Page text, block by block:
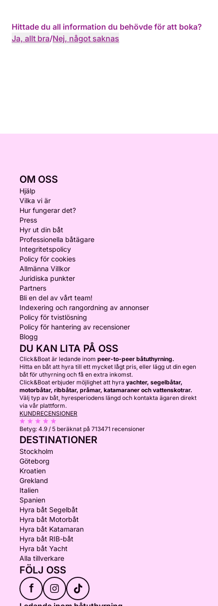
Hittade du all information du behövde för att boka?
Ja, allt bra/Nej, något saknas
OM OSS
Hjälp
Vilka vi är
Hur fungerar det?
Press
Hyr ut din båt
Professionella båtägare
Integritetspolicy
Policy för cookies
Allmänna Villkor
Juridiska punkter
Partners
Bli en del av vårt team!
Indexering och rangordning av annonser
Policy för tvistlösning
Policy för hantering av recensioner
Blogg
DU KAN LITA PÅ OSS
Click&Boat är ledande inom peer-to-peer båtuthyrning.
Hitta en båt att hyra till ett mycket lågt pris, eller lägg ut din egen
båt för uthyrning och få en extra inkomst.
Click&Boat erbjuder möjlighet att hyra yachter, segelbåtar,
motorbåtar, ribbåtar, pråmar, katamaraner och vattenskotrar.
Välj typ av båt, hyresperiodens längd och kontakta ägaren direkt
via vår plattform.
KUNDRECENSIONER
Betyg: 4.9 / 5 beräknat på 713471 recensioner
DESTINATIONER
Stockholm
Göteborg
Kroatien
Grekland
Italien
Spanien
Hyra båt Segelbåt
Hyra båt Motorbåt
Hyra båt Katamaran
Hyra båt RIB-båt
Hyra båt Yacht
Alla tillverkare
FÖLJ OSS
f